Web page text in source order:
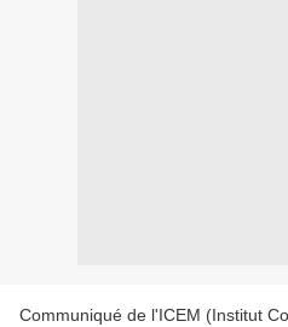
Communiqué de l'ICEM (Institut